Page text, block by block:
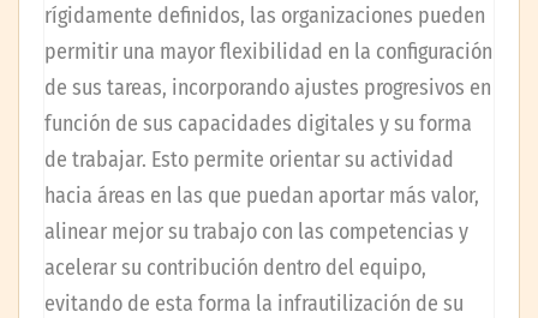
rígidamente definidos, las organizaciones pueden
permitir una mayor flexibilidad en la configuración
de sus tareas, incorporando ajustes progresivos en
función de sus capacidades digitales y su forma
de trabajar. Esto permite orientar su actividad
hacia áreas en las que puedan aportar más valor,
alinear mejor su trabajo con las competencias y
acelerar su contribución dentro del equipo,
evitando de esta forma la infrautilización de su